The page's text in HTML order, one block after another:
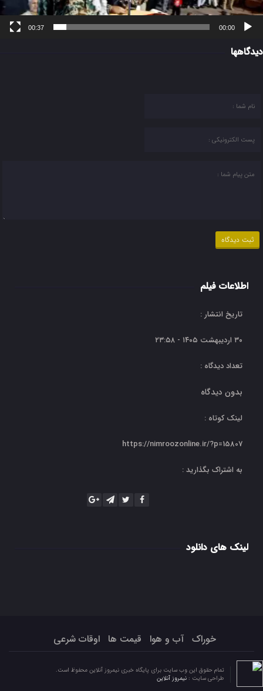
00:00
00:37
دیدگاهها
اطلاعات فیلم
تاریخ انتشار :
۳۰ اردیبهشت ۱۴۰۵ - ۲۳:۵۸
تعداد دیدگاه :
بدون دیدگاه
لینک کوتاه :
https://nimroozonline.ir/?p=15807
به اشتراک بگذارید :
لینک های دانلود
خوراک آب و هوا قیمت ها اوقات شرعی
تمام حقوق این وب سایت برای پایگاه خبری نیمروز آنلاین محفوظ است.
طراحی سایت : نیمروز آنلاین